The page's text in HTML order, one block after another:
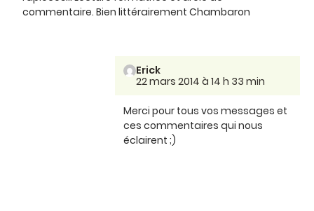
commentaire. Bien littérairement Chambaron
Erick
22 mars 2014 à 14 h 33 min
Merci pour tous vos messages et
ces commentaires qui nous
éclairent ;)